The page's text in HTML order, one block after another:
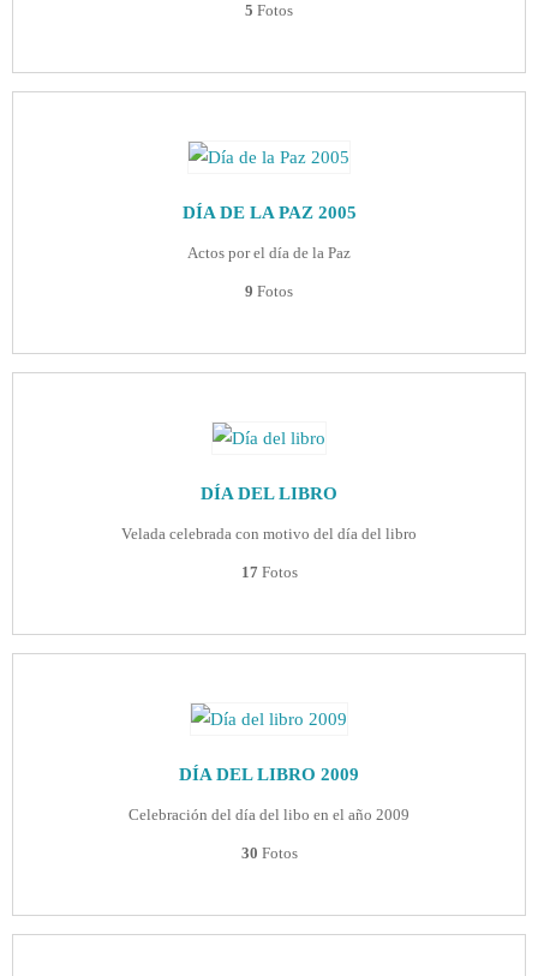
5 Fotos
DÍA DE LA PAZ 2005
Actos por el día de la Paz
9 Fotos
DÍA DEL LIBRO
Velada celebrada con motivo del día del libro
17 Fotos
DÍA DEL LIBRO 2009
Celebración del día del libo en el año 2009
30 Fotos